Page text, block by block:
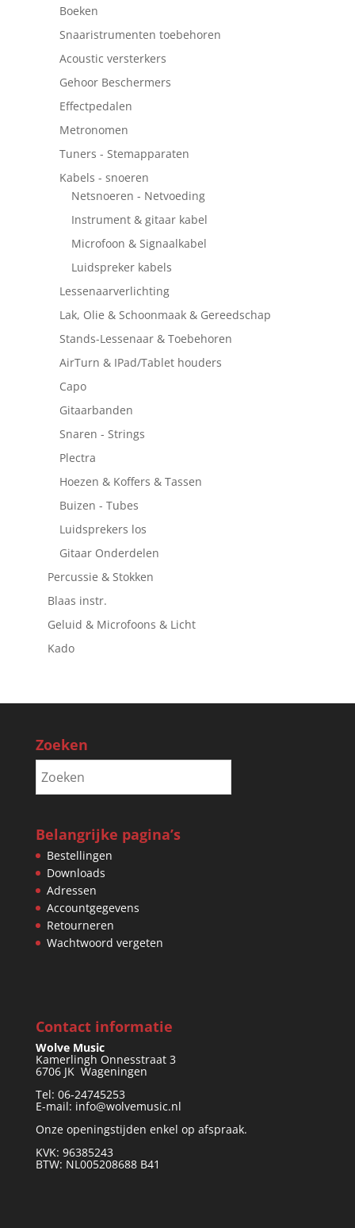
Boeken
Snaaristrumenten toebehoren
Acoustic versterkers
Gehoor Beschermers
Effectpedalen
Metronomen
Tuners - Stemapparaten
Kabels - snoeren
Netsnoeren - Netvoeding
Instrument & gitaar kabel
Microfoon & Signaalkabel
Luidspreker kabels
Lessenaarverlichting
Lak, Olie & Schoonmaak & Gereedschap
Stands-Lessenaar & Toebehoren
AirTurn & IPad/Tablet houders
Capo
Gitaarbanden
Snaren - Strings
Plectra
Hoezen & Koffers & Tassen
Buizen - Tubes
Luidsprekers los
Gitaar Onderdelen
Percussie & Stokken
Blaas instr.
Geluid & Microfoons & Licht
Kado
Zoeken
Belangrijke pagina’s
Bestellingen
Downloads
Adressen
Accountgegevens
Retourneren
Wachtwoord vergeten
Contact informatie
Wolve Music
Kamerlingh Onnesstraat 3
6706 JK Wageningen
Tel: 06-24745253
E-mail: info@wolvemusic.nl
Onze openingstijden enkel op afspraak.
KVK: 96385243
BTW: NL005208688 B41